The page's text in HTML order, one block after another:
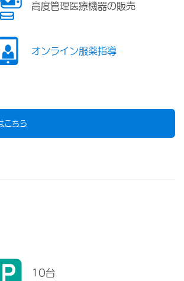
高度管理医療機器の販売
オンライン服薬指導
こちら
10台